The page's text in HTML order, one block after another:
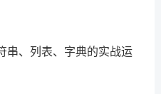
串、列表、字典的实战运